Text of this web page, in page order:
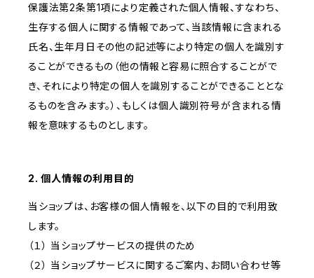
保護法第2条第1項により定義された個人情報、すなわち、
生存する個人に関する情報であって、当該情報に含まれる
氏名、生年月日その他の記述等により特定の個人を識別す
ることができるもの（他の情報と容易に照合することがで
き、それにより特定の個人を識別することができることとな
るものを含みます。）、もしくは個人識別符号が含まれる情
報を意味するものとします。
2. 個人情報の利用目的
当ショップは、お客様の個人情報を、以下の目的で利用致
します。
（１） 当ショップサービスの提供のため
（２） 当ショップサービスに関するご案内、お問い合わせ等